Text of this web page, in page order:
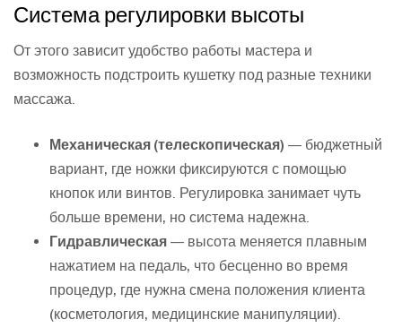
Система регулировки высоты
От этого зависит удобство работы мастера и
возможность подстроить кушетку под разные техники
массажа.
Механическая (телескопическая) — бюджетный
вариант, где ножки фиксируются с помощью
кнопок или винтов. Регулировка занимает чуть
больше времени, но система надежна.
Гидравлическая — высота меняется плавным
нажатием на педаль, что бесценно во время
процедур, где нужна смена положения клиента
(косметология, медицинские манипуляции).